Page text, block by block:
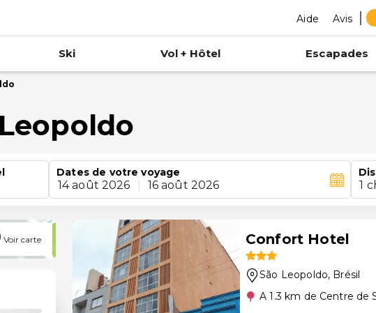
Aide Avis
Ski Vol + Hôtel Escapades
Dates de votre voyage
14 août 2026 16 août 2026 1
Voir carte Confort Hotel
São Leopoldo, Brésil
A 1.3 km de Centre de